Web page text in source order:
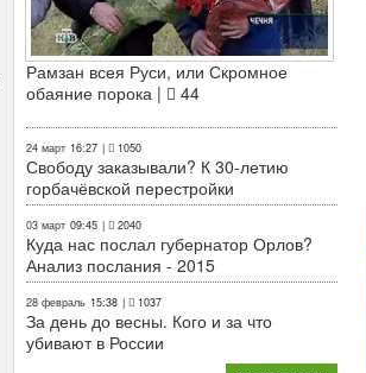
Рамзан всея Руси, или Скромное
обаяние порока |
44
24 март 16:27 | 1050
Свободу заказывали? К 30-летию
горбачёвской перестройки
03 март 09:45 | 2040
Куда нас послал губернатор Орлов?
Анализ послания - 2015
28 февраль 15:38 | 1037
За день до весны. Кого и за что
убивают в России